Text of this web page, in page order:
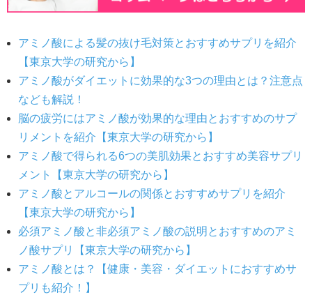
アミノ酸による髪の抜け毛対策とおすすめサプリを紹介
【東京大学の研究から】
アミノ酸がダイエットに効果的な3つの理由とは？注意点
なども解説！
脳の疲労にはアミノ酸が効果的な理由とおすすめのサプ
リメントを紹介【東京大学の研究から】
アミノ酸で得られる6つの美肌効果とおすすめ美容サプリ
メント【東京大学の研究から】
アミノ酸とアルコールの関係とおすすめサプリを紹介
【東京大学の研究から】
必須アミノ酸と非必須アミノ酸の説明とおすすめのアミ
ノ酸サプリ【東京大学の研究から】
アミノ酸とは？【健康・美容・ダイエットにおすすめサ
プリも紹介！】